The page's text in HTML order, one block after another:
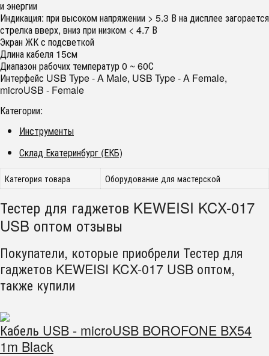
и энергии
Индикация: при высоком напряжении > 5.3 В на дисплее загорается
стрелка вверх, вниз при низком < 4.7 В
Экран ЖК с подсветкой
Длина кабеля 15см
Диапазон рабочих температур 0 ~ 60С
Интерфейс USB Type - A Male, USB Type - A Female,
microUSB - Female
Категории:
Инструменты
Склад Екатеринбург (ЕКБ)
Категория товара Оборудование для мастерской
Тестер для гаджетов KEWEISI KCX-017
USB оптом отзывы
Покупатели, которые приобрели Тестер для
гаджетов KEWEISI KCX-017 USB оптом,
также купили
Кабель USB - microUSB BOROFONE BX54
1m Black